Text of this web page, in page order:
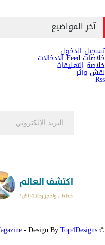
آخر المواضيع
تسجيل الدخول
خلاصات Feed الإدخالات
خلاصة التعليقات
نقش وأثر
Rss
© Copyright
- Design By Top4Designs